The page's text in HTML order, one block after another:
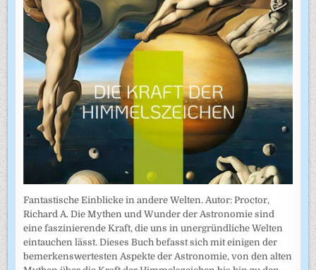
Fantastische Einblicke in andere Welten. Autor: Proctor,
Richard A. Die Mythen und Wunder der Astronomie sind
eine faszinierende Kraft, die uns in unergründliche Welten
eintauchen lässt. Dieses Buch befasst sich mit einigen der
bemerkenswertesten Aspekte der Astronomie, von den alten